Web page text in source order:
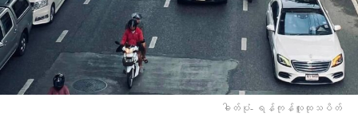
ဓါတ်ပုံ- ရန်ကုန်လူထုသပိတ်